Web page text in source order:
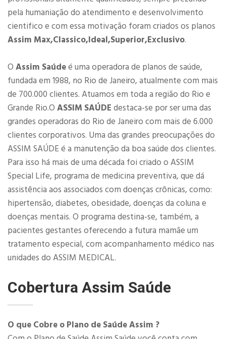
pela humaniação do atendimento e desenvolvimento
cientifico e com essa motivação foram criados os planos
Assim Max,Classico,Ideal,Superior,Exclusivo.
O Assim Saúdeé uma operadora de planos de saúde,
fundada em 1988, no Rio de Janeiro, atualmente com mais
de 700.000 clientes. Atuamos em toda a região do Rio e
Grande Rio.O ASSIM SAÚDE destaca-se por ser uma das
grandes operadoras do Rio de Janeiro com mais de 6.000
clientes corporativos. Uma das grandes preocupações do
ASSIM SAÚDE é a manutenção da boa saúde dos clientes.
Para isso há mais de uma década foi criado o ASSIM
Special Life, programa de medicina preventiva, que dá
assistência aos associados com doenças crônicas, como:
hipertensão, diabetes, obesidade, doenças da coluna e
doenças mentais. O programa destina-se, também, a
pacientes gestantes oferecendo a futura mamãe um
tratamento especial, com acompanhamento médico nas
unidades do ASSIM MEDICAL.
Cobertura Assim Saúde
O que Cobre o Plano de Saúde Assim ?